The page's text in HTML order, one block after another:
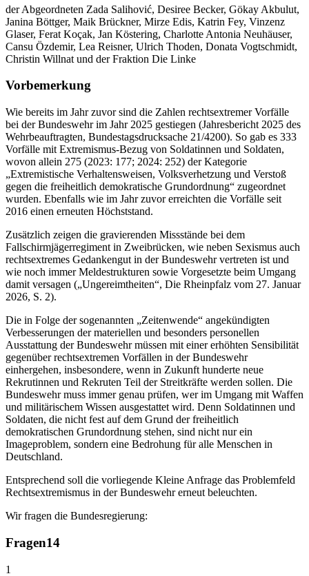
der Abgeordneten Zada Salihović, Desiree Becker, Gökay Akbulut,
Janina Böttger, Maik Brückner, Mirze Edis, Katrin Fey, Vinzenz
Glaser, Ferat Koçak, Jan Köstering, Charlotte Antonia Neuhäuser,
Cansu Özdemir, Lea Reisner, Ulrich Thoden, Donata Vogtschmidt,
Christin Willnat und der Fraktion Die Linke
Vorbemerkung
Wie bereits im Jahr zuvor sind die Zahlen rechtsextremer Vorfälle
bei der Bundeswehr im Jahr 2025 gestiegen (Jahresbericht 2025 des
Wehrbeauftragten, Bundestagsdrucksache 21/4200). So gab es 333
Vorfälle mit Extremismus-Bezug von Soldatinnen und Soldaten,
wovon allein 275 (2023: 177; 2024: 252) der Kategorie
„Extremistische Verhaltensweisen, Volksverhetzung und Verstoß
gegen die freiheitlich demokratische Grundordnung“ zugeordnet
wurden. Ebenfalls wie im Jahr zuvor erreichten die Vorfälle seit
2016 einen erneuten Höchststand.
Zusätzlich zeigen die gravierenden Missstände bei dem
Fallschirmjägerregiment in Zweibrücken, wie neben Sexismus auch
rechtsextremes Gedankengut in der Bundeswehr vertreten ist und
wie noch immer Meldestrukturen sowie Vorgesetzte beim Umgang
damit versagen („Ungereimtheiten“, Die Rheinpfalz vom 27. Januar
2026, S. 2).
Die in Folge der sogenannten „Zeitenwende“ angekündigten
Verbesserungen der materiellen und besonders personellen
Ausstattung der Bundeswehr müssen mit einer erhöhten Sensibilität
gegenüber rechtsextremen Vorfällen in der Bundeswehr
einhergehen, insbesondere, wenn in Zukunft hunderte neue
Rekrutinnen und Rekruten Teil der Streitkräfte werden sollen. Die
Bundeswehr muss immer genau prüfen, wer im Umgang mit Waffen
und militärischem Wissen ausgestattet wird. Denn Soldatinnen und
Soldaten, die nicht fest auf dem Grund der freiheitlich
demokratischen Grundordnung stehen, sind nicht nur ein
Imageproblem, sondern eine Bedrohung für alle Menschen in
Deutschland.
Entsprechend soll die vorliegende Kleine Anfrage das Problemfeld
Rechtsextremismus in der Bundeswehr erneut beleuchten.
Wir fragen die Bundesregierung:
Fragen14
1